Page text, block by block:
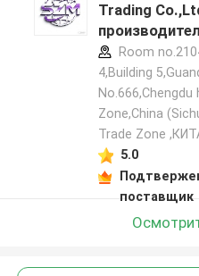
Trading
Room
4,Building
No.666,Chengdu
Zone,China
Trade Zone
5.0
поставщик